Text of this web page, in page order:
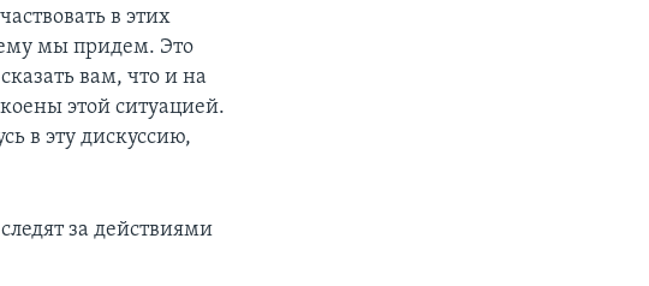
в этих
мы придем. Это
вам, что и на
этой ситуацией.
в эту дискуссию,
за действиями